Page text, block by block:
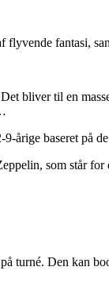
fantasi,
bliver til en
årige baseret på
som står
turné. Den kan